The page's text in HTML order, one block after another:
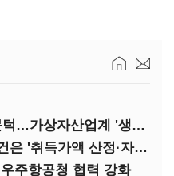
높아진 부채비율 200% 문턱…가상자산업계 '생존 시험대'
내년 코인 과세 강행…관건은 '취득가액 산정·자산 이동'
주항공청 협력 강화